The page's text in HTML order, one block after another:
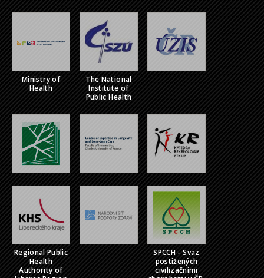
Ministry of
Health
The National
Institute of
Public Health
Regional Public
Health
Authority of
SPCCH - Svaz
postižených
civilizačními